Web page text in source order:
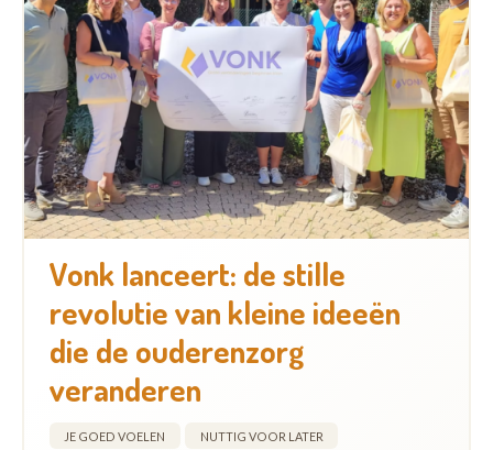
Vonk lanceert: de stille
revolutie van kleine ideeën
die de ouderenzorg
veranderen
JE GOED VOELEN NUTTIG VOOR LATER